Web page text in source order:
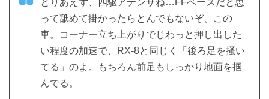
って舐めて掛かったらとんでもないぞ、この
車。コーナー立ち上がりでじわっと押し出した
い程度の加速で、RX-8と同じく「後ろ足を掻い
てる」のよ。もちろん前足もしっかり地面を掴
んでる。